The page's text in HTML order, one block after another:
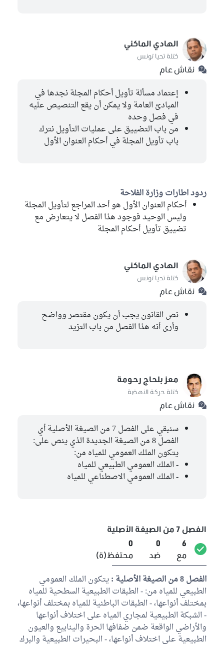
الهادي الماكني
كتلة تحيا تونس
نقاش عام
إعتماد مسألة تأويل أحكام المجلة نجدها في
المبادئ العامة ولا يمكن أن يقع التنصيص عليه
في فصل وحده
من باب التضييق على عمليات التأويل نترك
باب تأويل المجلة في أحكام العنوان الأول
ردود اطارات وزارة الفلاحة
أحكام العنوان الأول هو أحد المراجع لتأويل المجلة
وليس الوحيد فوجود هذا الفصل لا يتعارض مع
تضييق تأويل أحكام المجلة
الهادي الماكني
كتلة تحيا تونس
نقاش عام
نص القانون يجب أن يكون مقتصر وواضح
وأرى أنه هذا الفصل من باب التزيد
معز بلحاج رحومة
كتلة حركة النهضة
نقاش عام
سنبقي على الفصل 7 من الصيغة الأصلية أي
الفصل 8 من الصيغة الجديدة الذي ينص على:
يتكون الملك العمومي للمياه من:
- الملك العمومي الطبيعي للمياه
- الملك العمومي الاصطناعي للمياه
الفصل 7 من الصيغة الأصلية
6
مع
0
ضد
0
محتفظ(ة)
الفصل 8 من الصيغة الأصلية :
يتكون الملك العمومي
الطبيعي للمياه من: - الطبقات الطبيعية السطحية للمياه
بمختلف أنواعها، - الطبقات الباطنية للمياه بمختلف أنواعها،
- الشبكة الطبيعية لمجاري المياه على اختلاف أنواعها
والأراضي الواقعة ضمن ضفافها الحرة والينابيع والعيون
الطبيعية على اختلاف أنواعها، - البحيرات الطبيعية والبرك
كتلة تحيا تونس
غير منتمين إلى اللجنة
محبوبة بن ضيف الله
كتلة حركة النهضة
التومي الحمروني
كتلة حركة النهضة